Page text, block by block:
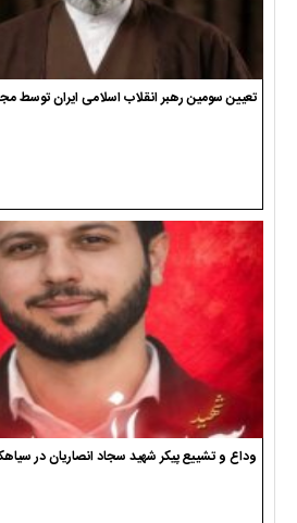
تعیین سومین رهبر انقلاب اسلامی ایران توسط
وداع و تشییع پیکر شهید سجاد انصاریان در